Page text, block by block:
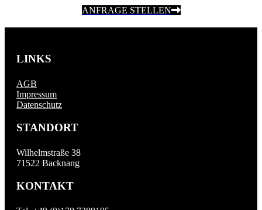
ANFRAGE STELLEN
LINKS
AGB
Impressum
Datenschutz
STANDORT
Wilhelmstraße 38
71522 Backnang
KONTAKT